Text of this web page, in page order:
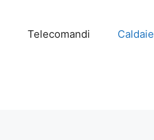
Telecomandi Caldaie